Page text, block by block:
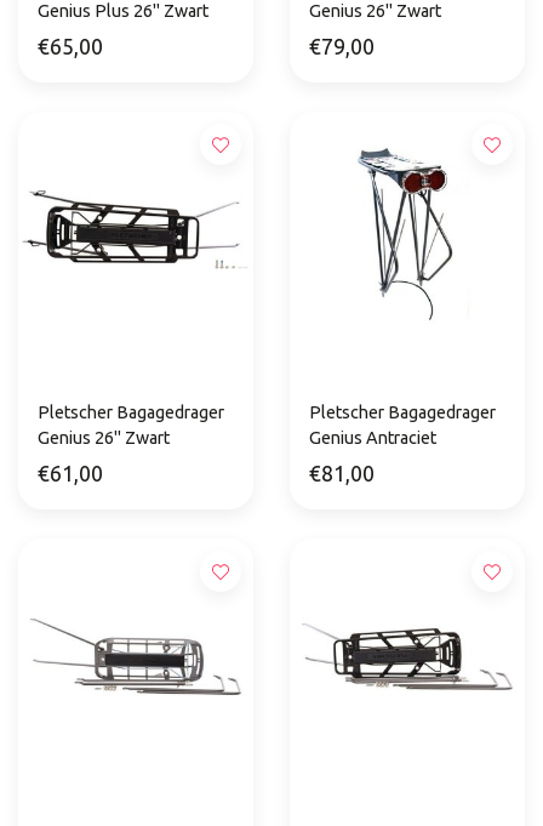
Genius Plus 26" Zwart
€65,00
Genius 26" Zwart
€79,00
Pletscher Bagagedrager
Genius 26" Zwart
€61,00
Pletscher Bagagedrager
Genius Antraciet
€81,00